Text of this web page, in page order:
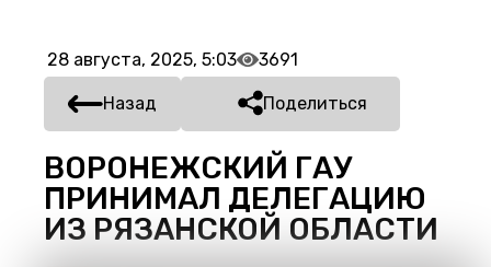
28 августа, 2025, 5:03 3691
Назад Поделиться
ВОРОНЕЖСКИЙ ГАУ
ПРИНИМАЛ ДЕЛЕГАЦИЮ
ИЗ РЯЗАНСКОЙ ОБЛАСТИ